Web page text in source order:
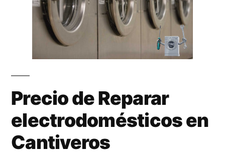
Precio de Reparar
electrodomésticos en
Cantiveros